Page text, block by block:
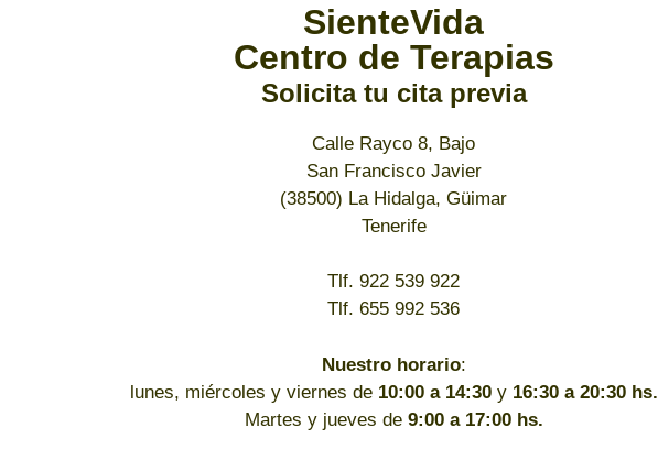
SienteVida
Centro de Terapias
Solicita tu cita previa
Calle Rayco 8, Bajo
San Francisco Javier
(38500) La Hidalga, Güimar
Tenerife
Tlf. 922 539 922
Tlf. 655 992 536
Nuestro horario:
lunes, miércoles y viernes de 10:00 a 14:30y 16:30 a 20:30 hs.
Martes y jueves de 9:00 a 17:00 hs.